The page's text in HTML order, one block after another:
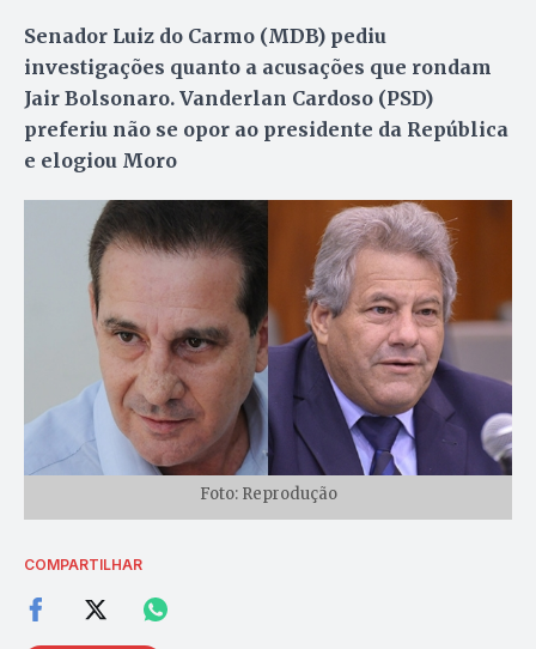
Senador Luiz do Carmo (MDB) pediu
investigações quanto a acusações que rondam
Jair Bolsonaro. Vanderlan Cardoso (PSD)
preferiu não se opor ao presidente da República
e elogiou Moro
Foto: Reprodução
COMPARTILHAR